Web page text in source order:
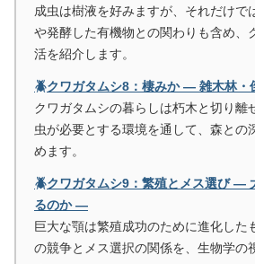
成虫は樹液を好みますが、それだけで
や発酵した有機物との関わりも含め、
活を紹介します。
🪲クワガタムシ8：棲みか ― 雑木林
クワガタムシの暮らしは朽木と切り離
虫が必要とする環境を通して、森との
めます。
🪲クワガタムシ9：繁殖とメス選び ―
るのか ―
巨大な顎は繁殖成功のために進化した
の競争とメス選択の関係を、生物学の